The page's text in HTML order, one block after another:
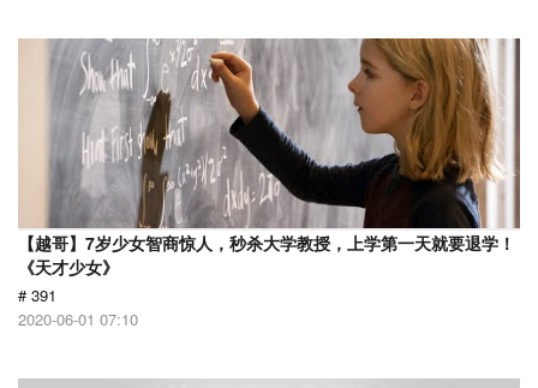
【越哥】7岁少女智商惊人，秒杀大学教授，上学第一天就要退学！
《天才少女》
# 391
2020-06-01 07:10